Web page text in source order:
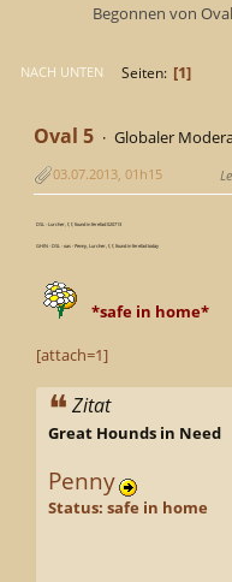
Begonnen von
NACH UNTEN Seiten 1
Oval 5 Globaler
03.07.2013, 01h15
DSL - Lurcher, f, f, found in ferefad 020713
GHIN - DSL - oas - Penny, Lurcher, f, f, found in ferefad today
*safe in home*
[attach=1]
Zitat
Great Hounds in Need
Penny
Status: safe in home